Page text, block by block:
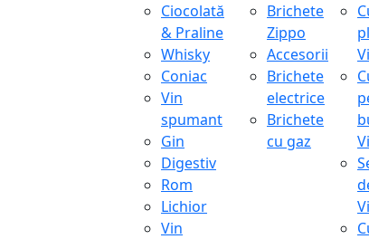
Ciocolată
& Praline
Whisky
Coniac
Vin
spumant
Gin
Digestiv
Rom
Lichior
Vin
Brichete
Zippo
Accesorii
Brichete
electrice
Brichete
cu gaz